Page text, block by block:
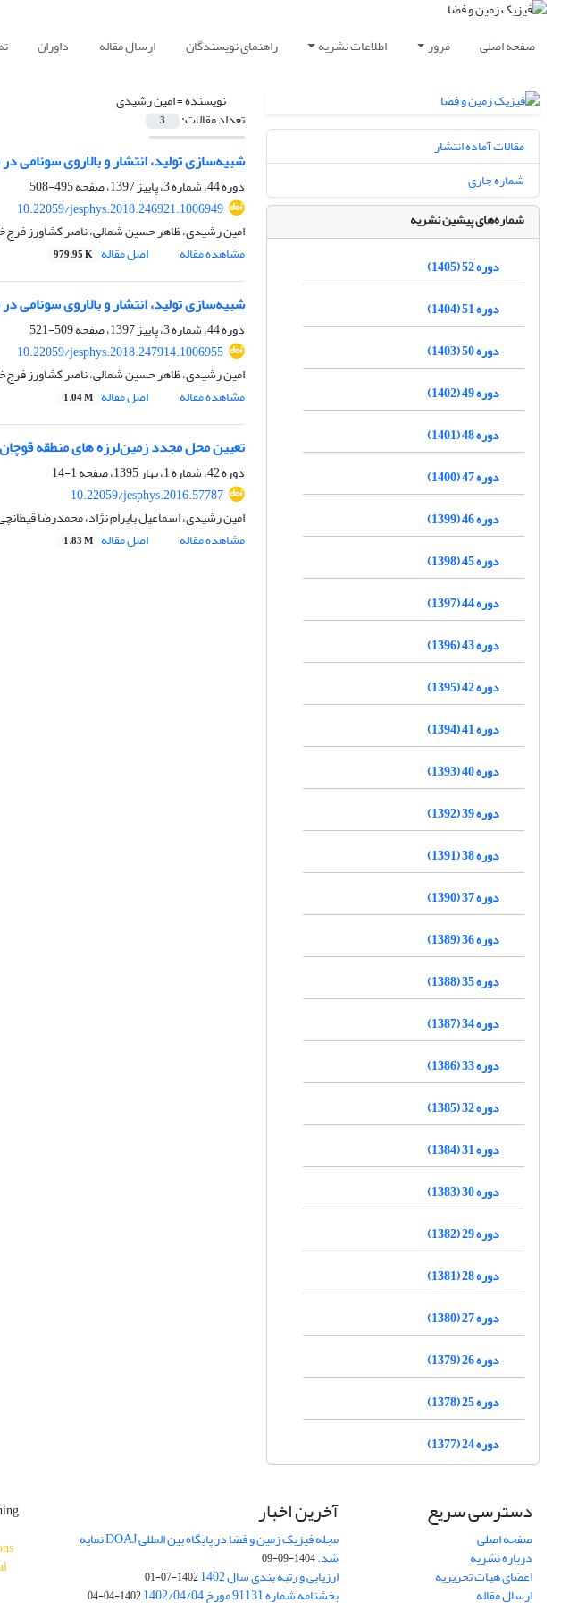
صفحه اصلی مرور اطلاعات نشریه راهنمای نویسندگان ارسال مقاله داوران
نویسنده =امین رشیدی
تعداد مقالات: 3
شبیه‌سازی تولید، انتشار و بالاروی
دوره 44، شماره 3، پاییز 1397، صفحه
495-508
10.22059/jesphys.2018.246921.1006949
امین رشیدی، ظاهر حسین شمالی، ناصر کشاورز
مشاهده مقاله
اصل مقاله 979.95 K
شبیه‌سازی تولید، انتشار و بالاروی
دوره 44، شماره 3، پاییز 1397، صفحه
509-521
10.22059/jesphys.2018.247914.1006955
امین رشیدی، ظاهر حسین شمالی، ناصر کشاورز
مشاهده مقاله
اصل مقاله 1.04 M
تعیین محل مجدد زمین‌لرزه های منطقه
دوره 42، شماره 1، بهار 1395، صفحه
1-14
10.22059/jesphys.2016.57787
امین رشیدی، اسماعیل بایرام نژاد، محمدرضا
مشاهده مقاله
اصل مقاله 1.83 M
مقالات آماده انتشار
شماره جاری
شماره‌های پیشین نشریه
دوره 52 (1405)
دوره 51 (1404)
دوره 50 (1403)
دوره 49 (1402)
دوره 48 (1401)
دوره 47 (1400)
دوره 46 (1399)
دوره 45 (1398)
دوره 44 (1397)
دوره 43 (1396)
دوره 42 (1395)
دوره 41 (1394)
دوره 40 (1393)
دوره 39 (1392)
دوره 38 (1391)
دوره 37 (1390)
دوره 36 (1389)
دوره 35 (1388)
دوره 34 (1387)
دوره 33 (1386)
دوره 32 (1385)
دوره 31 (1384)
دوره 30 (1383)
دوره 29 (1382)
دوره 28 (1381)
دوره 27 (1380)
دوره 26 (1379)
دوره 25 (1378)
دوره 24 (1377)
دسترسی سریع
صفحه اصلی
درباره نشریه
اعضای هیات تحریریه
ارسال مقاله
آخرین اخبار
مجله فیزیک زمین و فضا در پایگاه بین المللی DOAJ نمایه
شد.1404-09-09
ارزیابی و رتبه بندی سال 1402 1402-07-01
بخشنامه شماره 91131 مورخ 1402/04/04 1402-04-04